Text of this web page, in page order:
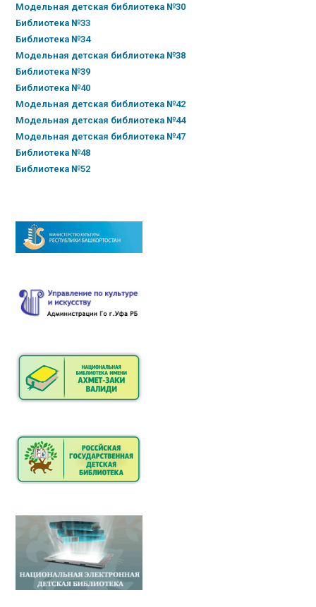
Модельная детская библиотека №30
Библиотека №33
Библиотека №34
Модельная детская библиотека №38
Библиотека №39
Библиотека №40
Модельная детская библиотека №42
Модельная детская библиотека №44
Модельная детская библиотека №47
Библиотека №48
Библиотека №52